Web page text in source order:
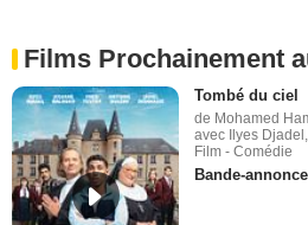
Films Prochainement
Tombé du ciel
de Mohamed
avec Ilyes
Film - Comédie
Bande-annonce